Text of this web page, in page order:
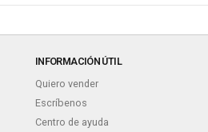
INFORMACIÓN ÚTIL
Quiero vender
Escríbenos
Centro de ayuda